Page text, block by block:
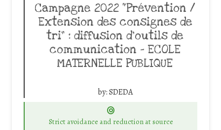
Campagne 2022 “Prévention /
Extension des consignes de
tri” : diffusion d’outils de
communication – ECOLE
MATERNELLE PUBLIQUE
by:SDEDA
Strict avoidance and reduction at source